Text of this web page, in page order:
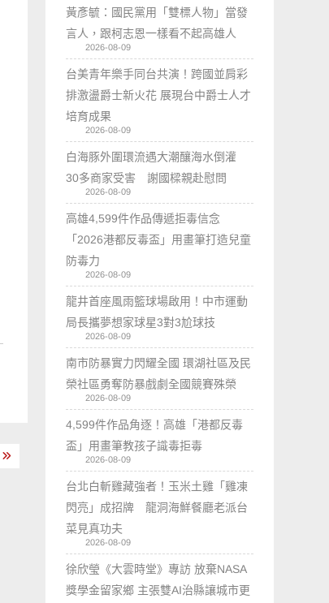
黃彥毓：國民黨用「雙標人物」當發
言人，跟柯志恩一樣看不起高雄人
2026-08-09
台美青年樂手同台共演！跨國並肩彩
排激盪爵士新火花 展現台中爵士人才
培育成果
2026-08-09
白海豚外圍環流遇大潮釀海水倒灌
30多商家受害 謝國樑親赴慰問
2026-08-09
高雄4,599件作品傳遞拒毒信念
「2026港都反毒盃」用畫筆打造兒童
防毒力
2026-08-09
龍井首座風雨籃球場啟用！中市運動
局長攜夢想家球星3對3尬球技
2026-08-09
南市防暴實力閃耀全國 環湖社區及民
榮社區勇奪防暴戲劇全國競賽殊榮
2026-08-09
4,599件作品角逐！高雄「港都反毒
盃」用畫筆教孩子識毒拒毒
2026-08-09
台北白斬雞藏強者！玉米土雞「雞凍
閃亮」成招牌 龍洞海鮮餐廳老派台
菜見真功夫
2026-08-09
徐欣瑩《大雲時堂》專訪 放棄NASA
獎學金留家鄉 主張雙AI治縣讓城市更